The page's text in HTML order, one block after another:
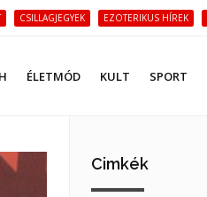
CSILLAGJEGYEK EZOTERIKUS HÍREK
ÉLETMÓD KULT SPORT
Cimkék